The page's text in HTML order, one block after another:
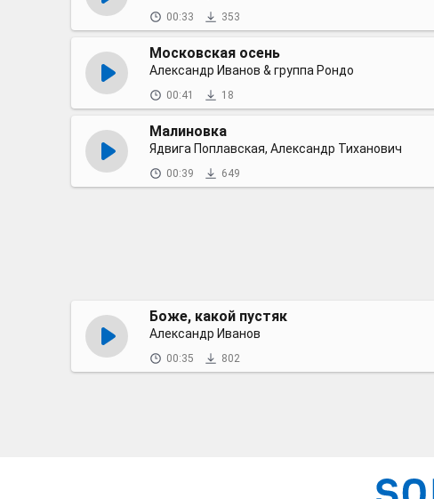
00:33 353
Московская осень
Александр Иванов & группа Рондо
00:41 18
Малиновка
Ядвига Поплавская, Александр Тиханович
00:39 649
Боже, какой пустяк
Александр Иванов
00:35 802